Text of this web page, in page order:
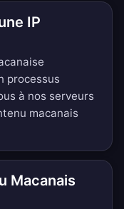
IP
processus
à nos serveurs
macanais
Macanais